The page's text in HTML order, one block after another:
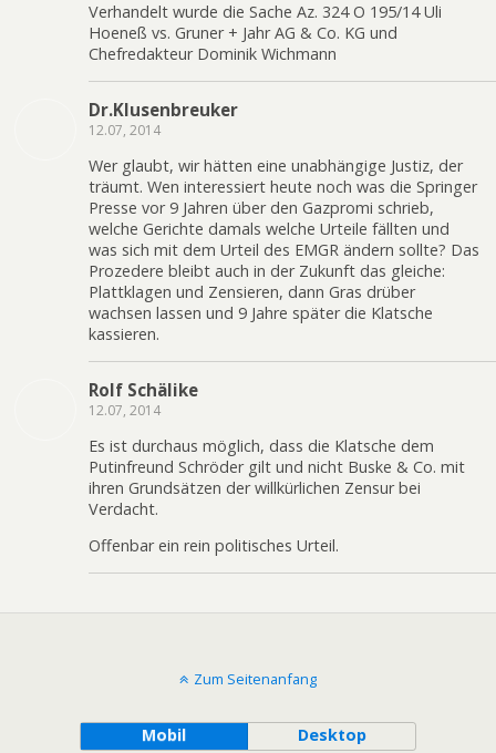
Verhandelt wurde die Sache Az. 324 O 195/14 Uli
Hoeneß vs. Gruner + Jahr AG & Co. KG und
Chefredakteur Dominik Wichmann
Dr.Klusenbreuker
12.07, 2014
Wer glaubt, wir hätten eine unabhängige Justiz, der
träumt. Wen interessiert heute noch was die Springer
Presse vor 9 Jahren über den Gazpromi schrieb,
welche Gerichte damals welche Urteile fällten und
was sich mit dem Urteil des EMGR ändern sollte? Das
Prozedere bleibt auch in der Zukunft das gleiche:
Plattklagen und Zensieren, dann Gras drüber
wachsen lassen und 9 Jahre später die Klatsche
kassieren.
Rolf Schälike
12.07, 2014
Es ist durchaus möglich, dass die Klatsche dem
Putinfreund Schröder gilt und nicht Buske & Co. mit
ihren Grundsätzen der willkürlichen Zensur bei
Verdacht.
Offenbar ein rein politisches Urteil.
Zum Seitenanfang
Mobil Desktop